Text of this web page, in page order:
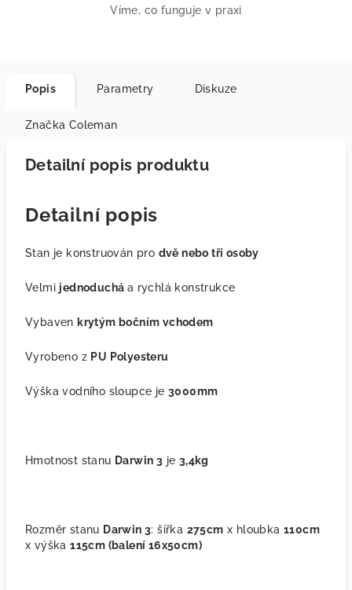
Víme, co funguje v praxi
Popis Parametry Diskuze
Značka Coleman
Detailní popis produktu
Detailní popis
Stan je konstruován pro dvě nebo tři osoby
Velmi jednoduchá a rychlá konstrukce
Vybaven krytým bočním vchodem
Vyrobeno z PU Polyesteru
Výška vodního sloupce je 3000mm
Hmotnost stanu Darwin 3 je 3,4kg
Rozměr stanu Darwin 3: šířka 275cm x hloubka110cm
x výška115cm (balení 16x50cm)